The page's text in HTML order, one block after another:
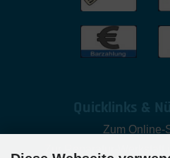
Quicklinks &
Zum Online-